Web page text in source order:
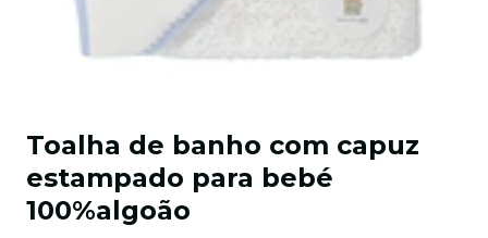
Toalha de banho com capuz
estampado para bebé
100%algoão